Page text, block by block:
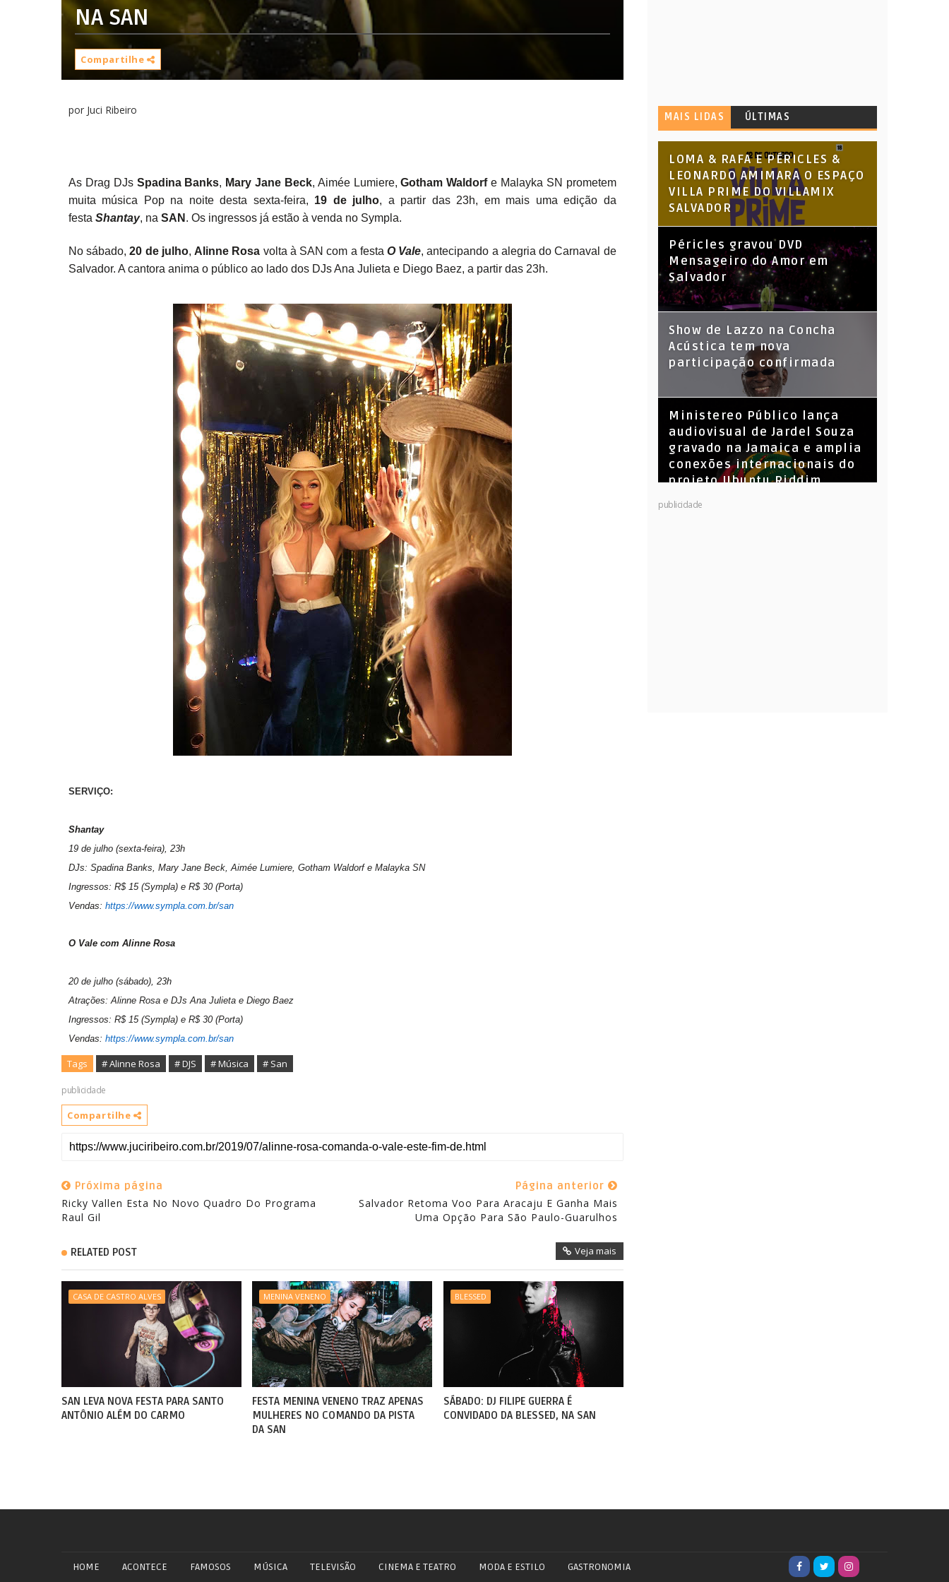
NA SAN
Compartilhe
por Juci Ribeiro
As Drag DJs Spadina Banks, Mary Jane Beck, Aimée Lumiere, Gotham Waldorf e Malayka SN prometem
muita música Pop na noite desta sexta-feira, 19 de julho, a partir das 23h, em mais uma edição da
festa Shantay, na SAN . Os ingressos já estão à venda no Sympla.
No sábado, 20 de julho, Alinne Rosa volta à SAN com a festa O Vale, antecipando a alegria do Carnaval de
Salvador. A cantora anima o público ao lado dos DJs Ana Julieta e Diego Baez, a partir das 23h.
SERVIÇO:
Shantay
19 de julho (sexta-feira), 23h
DJs: Spadina Banks, Mary Jane Beck, Aimée Lumiere, Gotham Waldorf e Malayka SN
Ingressos: R$ 15 (Sympla) e R$ 30 (Porta)
Vendas: https://www.sympla.com.br/san
O Vale com Alinne Rosa
20 de julho (sábado), 23h
Atrações: Alinne Rosa e DJs Ana Julieta e Diego Baez
Ingressos: R$ 15 (Sympla) e R$ 30 (Porta)
Vendas: https://www.sympla.com.br/san
Tags # Alinne Rosa # DJS # Música # San
publicidade
Compartilhe
Próxima página
Ricky Vallen Esta No Novo Quadro Do Programa
Raul Gil
Página anterior
Salvador Retoma Voo Para Aracaju E Ganha Mais
Uma Opção Para São Paulo-Guarulhos
RELATED POST Veja mais
CASA DE CASTRO ALVES
SAN LEVA NOVA FESTA PARA SANTO
ANTÔNIO ALÉM DO CARMO
MENINA VENENO
FESTA MENINA VENENO TRAZ APENAS
MULHERES NO COMANDO DA PISTA
DA SAN
BLESSED
SÁBADO: DJ FILIPE GUERRA É
CONVIDADO DA BLESSED, NA SAN
MAIS LIDAS ÚLTIMAS
LOMA & RAFA E PÉRICLES &
LEONARDO AMIMARA O ESPAÇO
VILLA PRIME DO VILLAMIX
SALVADOR
Péricles gravou DVD
Mensageiro do Amor em
Salvador
Show de Lazzo na Concha
Acústica tem nova
participação confirmada
​Ministereo Público lança
audiovisual de Jardel Souza
gravado na Jamaica e amplia
conexões internacionais do
projeto Ubuntu Riddim
KL Jay (Racionais MC’s), DJ
publicidade
HOME ACONTECE FAMOSOS MÚSICA TELEVISÃO CINEMA E TEATRO MODA E ESTILO GASTRONOMIA